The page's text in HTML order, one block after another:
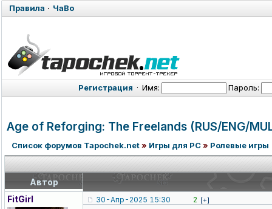
Правила · ЧаВо
Регистрация · Имя: Пароль:
Age of Reforging: The Freelands (RUS/ENG/
Список форумов Tapochek.net» Игры для PC» Ролевые игры
Автор
FitGirl
30-Апр-2025 15:30 2 [+]